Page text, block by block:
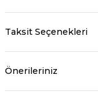
Taksit Seçenekleri
Önerileriniz